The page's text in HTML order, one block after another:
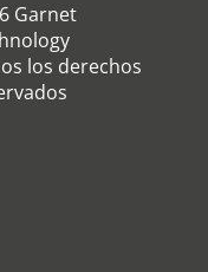
Garnet
los derechos